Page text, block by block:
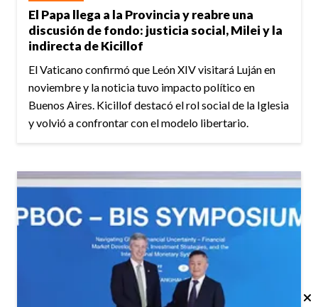
El Papa llega a la Provincia y reabre una
discusión de fondo: justicia social, Milei y la
indirecta de Kicillof
El Vaticano confirmó que León XIV visitará Luján en
noviembre y la noticia tuvo impacto político en
Buenos Aires. Kicillof destacó el rol social de la Iglesia
y volvió a confrontar con el modelo libertario.